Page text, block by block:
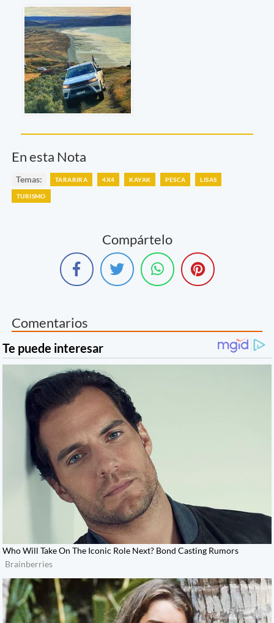
En esta Nota
Temas: TARARIRA 4X4 KAYAK PESCA LISAS
TURISMO
Compártelo
Comentarios